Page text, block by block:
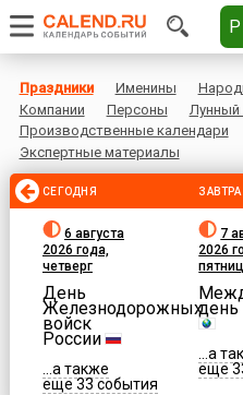
Праздники Именины
Компании
Персоны
Лунный
Производственные календари
Экспертные материалы
СЕГОДНЯ
6 августа
2026 года,
четверг
День
Железнодорожных
войск
России
...а также
еще 33 события
ЗАВТРА
7
2026
день
...а
еще